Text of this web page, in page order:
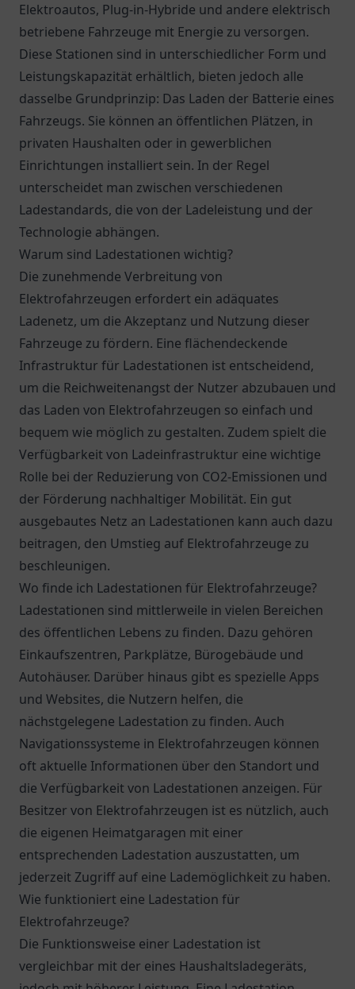
Elektroautos, Plug-in-Hybride und andere elektrisch
betriebene Fahrzeuge mit Energie zu versorgen.
Diese Stationen sind in unterschiedlicher Form und
Leistungskapazität erhältlich, bieten jedoch alle
dasselbe Grundprinzip: Das Laden der Batterie eines
Fahrzeugs. Sie können an öffentlichen Plätzen, in
privaten Haushalten oder in gewerblichen
Einrichtungen installiert sein. In der Regel
unterscheidet man zwischen verschiedenen
Ladestandards, die von der Ladeleistung und der
Technologie abhängen.
Warum sind Ladestationen wichtig?
Die zunehmende Verbreitung von
Elektrofahrzeugen erfordert ein adäquates
Ladenetz, um die Akzeptanz und Nutzung dieser
Fahrzeuge zu fördern. Eine flächendeckende
Infrastruktur für Ladestationen ist entscheidend,
um die Reichweitenangst der Nutzer abzubauen und
das Laden von Elektrofahrzeugen so einfach und
bequem wie möglich zu gestalten. Zudem spielt die
Verfügbarkeit von Ladeinfrastruktur eine wichtige
Rolle bei der Reduzierung von CO2-Emissionen und
der Förderung nachhaltiger Mobilität. Ein gut
ausgebautes Netz an Ladestationen kann auch dazu
beitragen, den Umstieg auf Elektrofahrzeuge zu
beschleunigen.
Wo finde ich Ladestationen für Elektrofahrzeuge?
Ladestationen sind mittlerweile in vielen Bereichen
des öffentlichen Lebens zu finden. Dazu gehören
Einkaufszentren, Parkplätze, Bürogebäude und
Autohäuser. Darüber hinaus gibt es spezielle Apps
und Websites, die Nutzern helfen, die
nächstgelegene Ladestation zu finden. Auch
Navigationssysteme in Elektrofahrzeugen können
oft aktuelle Informationen über den Standort und
die Verfügbarkeit von Ladestationen anzeigen. Für
Besitzer von Elektrofahrzeugen ist es nützlich, auch
die eigenen Heimatgaragen mit einer
entsprechenden Ladestation auszustatten, um
jederzeit Zugriff auf eine Lademöglichkeit zu haben.
Wie funktioniert eine Ladestation für
Elektrofahrzeuge?
Die Funktionsweise einer Ladestation ist
vergleichbar mit der eines Haushaltsladegeräts,